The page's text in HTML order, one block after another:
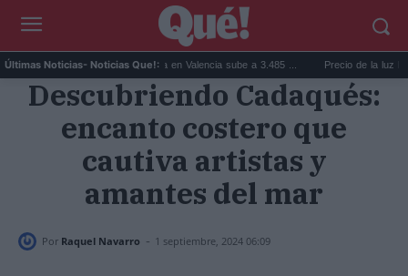
Últimas Noticias- Noticias Que!:
El precio de la vivienda en Valencia sube a 3.485 ... Precio de la luz hoy,
Descubriendo Cadaqués:
encanto costero que
cautiva artistas y
amantes del mar
Por Raquel Navarro - 1 septiembre, 2024 06:09